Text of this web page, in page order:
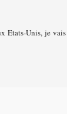
Etats-Unis, je vais